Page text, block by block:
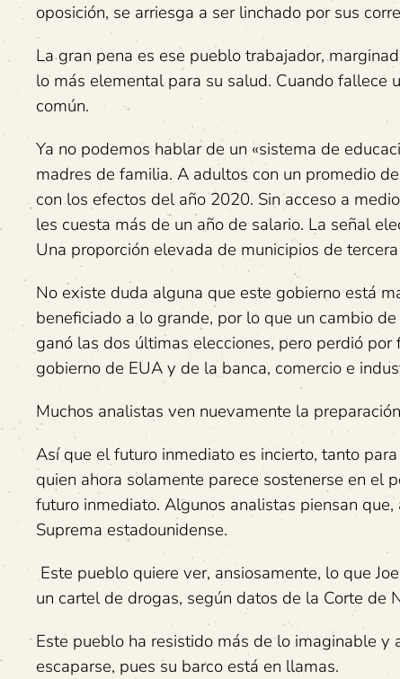
oposición, se arriesga a ser linchado por sus
La gran pena es ese pueblo trabajador,
lo más elemental para su salud. Cuando fallece
común.
Ya no podemos hablar de un «sistema de
madres de familia. A adultos con un promedio
con los efectos del año 2020. Sin acceso a
les cuesta más de un año de salario. La señal
Una proporción elevada de municipios de
No existe duda alguna que este gobierno está
beneficiado a lo grande, por lo que un cambio
ganó las dos últimas elecciones, pero perdió
gobierno de EUA y de la banca, comercio e
Muchos analistas ven nuevamente la
Así que el futuro inmediato es incierto, tanto
quien ahora solamente parece sostenerse en el
futuro inmediato. Algunos analistas piensan
Suprema estadounidense.
Este pueblo quiere ver, ansiosamente, lo que
un cartel de drogas, según datos de la Corte de
Este pueblo ha resistido más de lo imaginable
escaparse, pues su barco está en llamas.